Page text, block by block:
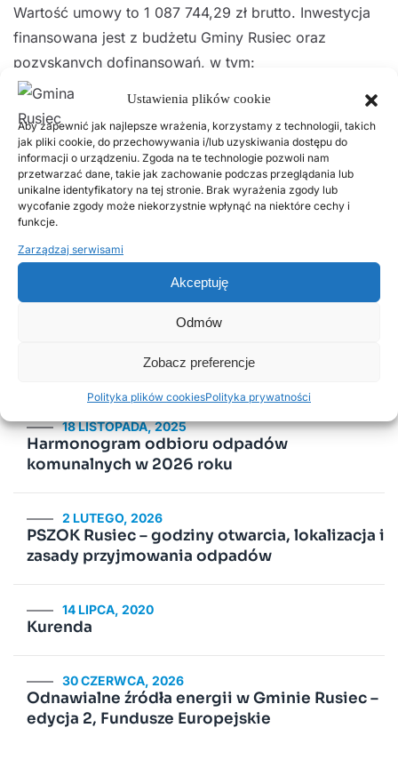
Ustawienia plików cookie
Aby zapewnić jak najlepsze wrażenia, korzystamy z technologii, takich
jak pliki cookie, do przechowywania i/lub uzyskiwania dostępu do
informacji o urządzeniu. Zgoda na te technologie pozwoli nam
przetwarzać dane, takie jak zachowanie podczas przeglądania lub
unikalne identyfikatory na tej stronie. Brak wyrażenia zgody lub
wycofanie zgody może niekorzystnie wpłynąć na niektóre cechy i
funkcje.
Zarządzaj serwisami
Akceptuję
Odmów
Zobacz preferencje
Polityka plików cookiesPolityka prywatności
Wartość umowy to 1 087 744,29 zł brutto. Inwestycja
finansowana jest z budżetu Gminy Rusiec oraz
pozyskanych dofinansowań, w tym:
– 652 646,00 zł z Rządowego Funduszu Rozwoju
Dróg,
– 480 000,00 zł z Gminy Bełchatów.
Ostateczne kwoty dofinansowań zostaną
Poprzednie Następne
Popularne wpisy
18 LISTOPADA, 2025
Harmonogram odbioru odpadów
komunalnych w 2026 roku
2 LUTEGO, 2026
PSZOK Rusiec – godziny otwarcia, lokalizacja i
zasady przyjmowania odpadów
14 LIPCA, 2020
Kurenda
30 CZERWCA, 2026
Odnawialne źródła energii w Gminie Rusiec –
edycja 2, Fundusze Europejskie